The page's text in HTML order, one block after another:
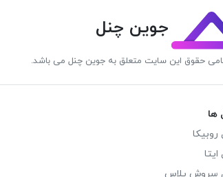
جوین چنل
حقوق این سایت متعلق به جوین چنل می باشد.
ها
روبیکا
ایتا
سروش پلاس